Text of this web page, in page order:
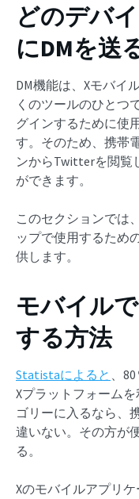
どのデバ
にDMを送
DM機能は、Xモバイ
くのツールのひとつ
グインするために使
す。そのため、携帯
ンからTwitterを閲覧
ができます。
このセクションでは
ップで使用するため
供します。
モバイル
する方法
Statistaによると 、
Xプラットフォーム
ゴリーに入るなら、
違いない。その方が
る。
Xのモバイルアプリ